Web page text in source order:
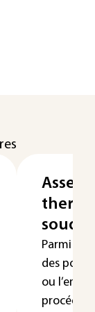
Parmi les
des
ou
procédé ...